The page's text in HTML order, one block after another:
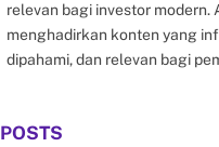
relevan bagi investor modern.
menghadirkan konten yang
dipahami, dan relevan bagi
POSTS